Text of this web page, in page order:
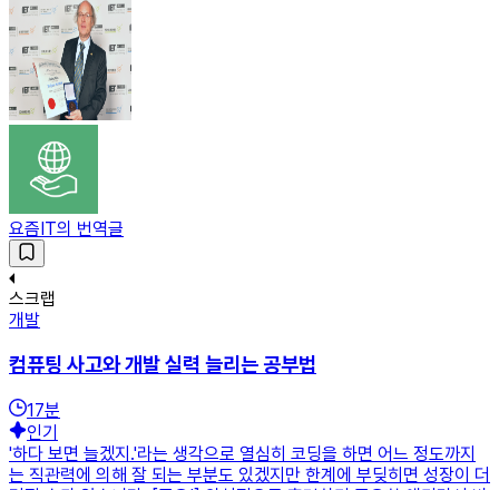
요즘IT의 번역글
스크랩
개발
컴퓨팅 사고와 개발 실력 늘리는 공부법
17분
인기
'하다 보면 늘겠지.'라는 생각으로 열심히 코딩을 하면 어느 정도까지
는 직관력에 의해 잘 되는 부분도 있겠지만 한계에 부딪히면 성장이 더